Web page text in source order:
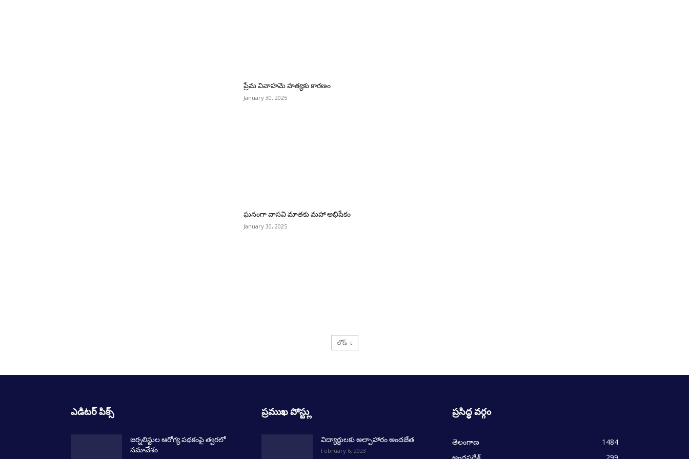
ప్రేమ వివాహమె హత్యకు కారణం
January 30, 2025
ఘనంగా వాసవి మాతకు మహా అభిషేకం
January 30, 2025
లోడ్
ఎడిటర్ పిక్స్
జర్నలిస్టుల ఆరోగ్య పథకంపై త్వరలో
సమావేశం
ప్రముఖ పోస్ట్లు
విద్యార్థులకు అల్పాహారం అందజేత
February 6, 2023
ప్రసిద్ధ వర్గం
తెలంగాణ
1484